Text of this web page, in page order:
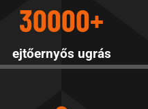
30000+
ejtőernyős ugrás